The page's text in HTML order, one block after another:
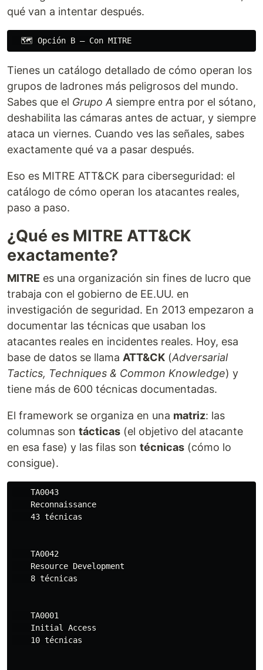
qué van a intentar después.
Tienes un catálogo detallado de cómo operan los
grupos de ladrones más peligrosos del mundo.
Sabes que el Grupo A siempre entra por el sótano,
deshabilita las cámaras antes de actuar, y siempre
ataca un viernes. Cuando ves las señales, sabes
exactamente qué va a pasar después.
Eso es MITRE ATT&CK para ciberseguridad: el
catálogo de cómo operan los atacantes reales,
paso a paso.
¿Qué es MITRE ATT&CK
exactamente?
MITRE es una organización sin fines de lucro que
trabaja con el gobierno de EE.UU. en
investigación de seguridad. En 2013 empezaron a
documentar las técnicas que usaban los
atacantes reales en incidentes reales. Hoy, esa
base de datos se llama ATT&CK (Adversarial
Tactics, Techniques & Common Knowledge) y
tiene más de 600 técnicas documentadas.
El framework se organiza en una matriz: las
columnas son tácticas (el objetivo del atacante
en esa fase) y las filas son técnicas (cómo lo
consigue).
    TA0043
    Reconnaissance
    43 técnicas
    TA0042
    Resource Development
    8 técnicas
    TA0001
    Initial Access
    10 técnicas